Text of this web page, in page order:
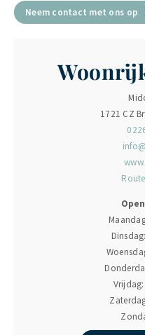
Neem contact met ons op
1721 CZ